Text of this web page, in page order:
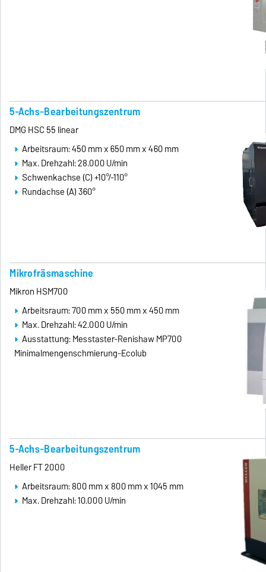
5-Achs-Bearbeitungszentrum
DMG HSC 55 linear
Arbeitsraum: 450 mm x 650 mm x 460 mm
Max. Drehzahl: 28.000 U/min
Schwenkachse (C) +10°/-110°
Rundachse (A) 360°
Mikrofräsmaschine
Mikron HSM700
Arbeitsraum: 700 mm x 550 mm x 450 mm
Max. Drehzahl: 42.000 U/min
Ausstattung: Messtaster-Renishaw MP700
Minimalmengenschmierung-Ecolub
5-Achs-Bearbeitungszentrum
Heller FT 2000
Arbeitsraum: 800 mm x 800 mm x 1045 mm
Max. Drehzahl: 10.000 U/min